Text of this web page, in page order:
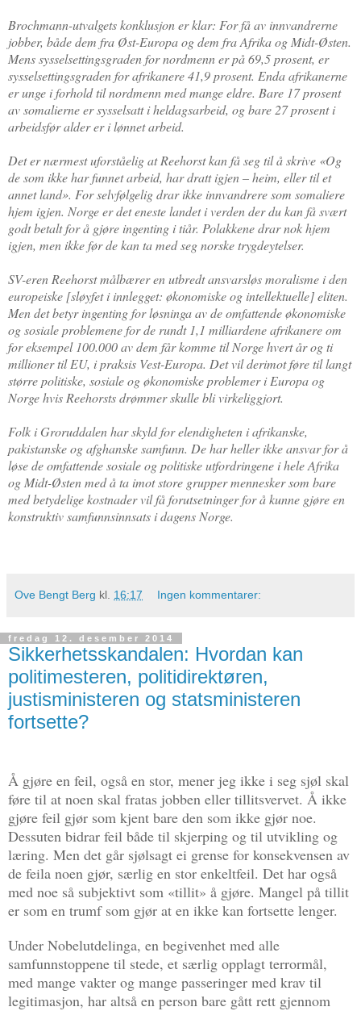
Brochmann-utvalgets konklusjon er klar: For få av innvandrerne
jobber, både dem fra Øst-Europa og dem fra Afrika og Midt-Østen.
Mens sysselsettingsgraden for nordmenn er på 69,5 prosent, er
sysselsettingsgraden for afrikanere 41,9 prosent. Enda afrikanerne
er unge i forhold til nordmenn med mange eldre. Bare 17 prosent
av somalierne er sysselsatt i heldagsarbeid, og bare 27 prosent i
arbeidsfør alder er i lønnet arbeid.
Det er nærmest uforståelig at Reehorst kan få seg til å skrive «Og
de som ikke har funnet arbeid, har dratt igjen – heim, eller til et
annet land». For selvfølgelig drar ikke innvandrere som somaliere
hjem igjen. Norge er det eneste landet i verden der du kan få svært
godt betalt for å gjøre ingenting i tiår. Polakkene drar nok hjem
igjen, men ikke før de kan ta med seg norske trygdeytelser.
SV-eren Reehorst målbærer en utbredt ansvarsløs moralisme i den
europeiske [sløyfet i innlegget: økonomiske og intellektuelle] eliten.
Men det betyr ingenting for løsninga av de omfattende økonomiske
og sosiale problemene for de rundt 1,1 milliardene afrikanere om
for eksempel 100.000 av dem får komme til Norge hvert år og ti
millioner til EU, i praksis Vest-Europa. Det vil derimot føre til langt
større politiske, sosiale og økonomiske problemer i Europa og
Norge hvis Reehorsts drømmer skulle bli virkeliggjort.
Folk i Groruddalen har skyld for elendigheten i afrikanske,
pakistanske og afghanske samfunn. De har heller ikke ansvar for å
løse de omfattende sosiale og politiske utfordringene i hele Afrika
og Midt-Østen med å ta imot store grupper mennesker som bare
med betydelige kostnader vil få forutsetninger for å kunne gjøre en
konstruktiv samfunnsinnsats i dagens Norge.
Ove Bengt Berg kl. 16:17 Ingen kommentarer:
fredag 12. desember 2014
Sikkerhetsskandalen: Hvordan kan
politimesteren, politidirektøren,
justisministeren og statsministeren
fortsette?
Å gjøre en feil, også en stor, mener jeg ikke i seg sjøl skal
føre til at noen skal fratas jobben eller tillitsvervet. Å ikke
gjøre feil gjør som kjent bare den som ikke gjør noe.
Dessuten bidrar feil både til skjerping og til utvikling og
læring. Men det går sjølsagt ei grense for konsekvensen av
de feila noen gjør, særlig en stor enkeltfeil. Det har også
med noe så subjektivt som «tillit» å gjøre. Mangel på tillit
er som en trumf som gjør at en ikke kan fortsette lenger.
Under Nobelutdelinga, en begivenhet med alle
samfunnstoppene til stede, et særlig opplagt terrormål,
med mange vakter og mange passeringer med krav til
legitimasjon, har altså en person bare gått rett gjennom